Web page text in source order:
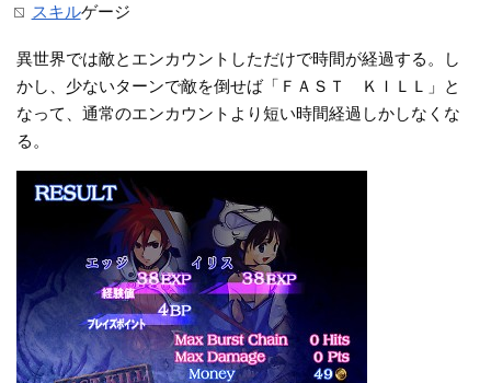
スキルゲージ
異世界では敵とエンカウントしただけで時間が経過する。し
かし、少ないターンで敵を倒せば「ＦＡＳＴ ＫＩＬＬ」と
なって、通常のエンカウントより短い時間経過しかしなくな
る。